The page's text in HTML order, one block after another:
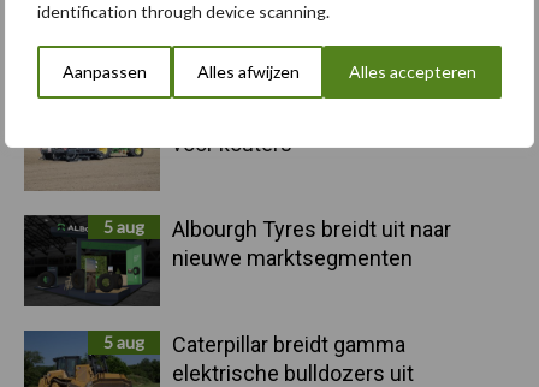
identification through device scanning.
Aanpassen Alles afwijzen Alles accepteren
Sidebar
Recent nieuws Partner nieuws
voor kouters"
5 aug
Albourgh Tyres breidt uit naar
nieuwe marktsegmenten
5 aug
Caterpillar breidt gamma
elektrische bulldozers uit